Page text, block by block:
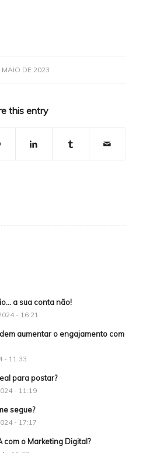
MAIO DE 2023
this entry
a sua conta não!
- 16:21
aumentar o engajamento com
- 11:33
para postar?
- 11:19
segue?
- 17:17
com o Marketing Digital?